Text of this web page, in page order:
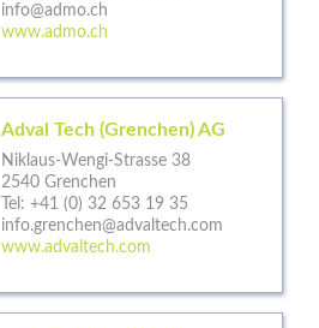
info@admo.ch
www.admo.ch
Adval Tech (Grenchen) AG
Niklaus-Wengi-Strasse 38
2540 Grenchen
Tel: +41 (0) 32 653 19 35
info.grenchen@advaltech.com
www.advaltech.com